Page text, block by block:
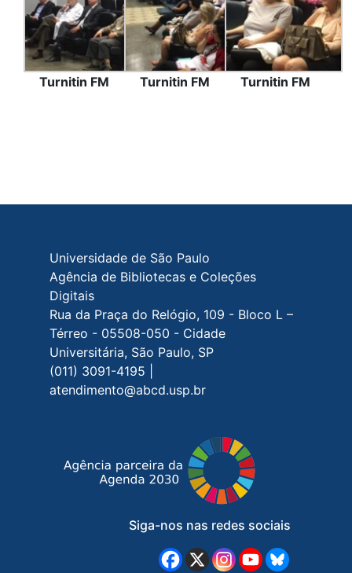
Turnitin FM Turnitin FM Turnitin FM
Rodapé do site
Universidade de São Paulo
Agência de Bibliotecas e Coleções
Digitais
Rua da Praça do Relógio, 109 - Bloco L –
Térreo - 05508-050 - Cidade
Universitária, São Paulo, SP
(011) 3091-4195 |
atendimento@abcd.usp.br
Siga-nos nas redes sociais